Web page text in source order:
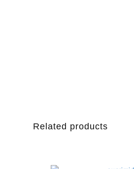
Related products